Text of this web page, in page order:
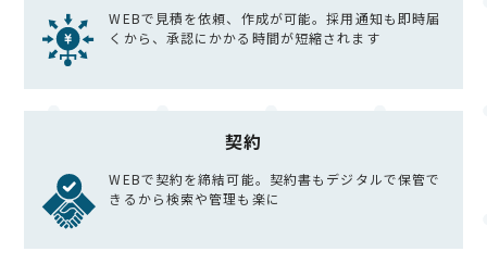
WEBで見積を依頼、作成が可能。採用通知も即時届
くから、承認にかかる時間が短縮されます
契約
WEBで契約を締結可能。契約書もデジタルで保管で
きるから検索や管理も楽に